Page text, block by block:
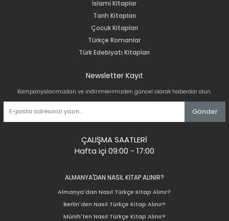
İslami Kitaplar
Tarih Kitapları
Çocuk Kitapları
Türkçe Romanlar
Türk Edebiyatı Kitapları
Newsletter Kayıt
Kampanyalarımızdan ve indirimlerimizden güncel olarak haberdar olun.
Gönder
ÇALIŞMA SAATLERİ
Hafta içi 09:00 - 17:00
ALMANYA'DAN NASIL KİTAP ALINIR?
Almanya'dan Nasıl Türkçe Kitap Alınır?
Berlin'den Nasıl Türkçe Kitap Alınır?
Münih'ten Nasıl Türkçe Kitap Alınır?